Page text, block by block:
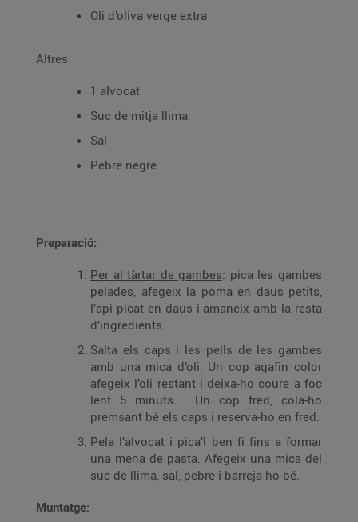
Oli d’oliva verge extra
Altres
1 alvocat
Suc de mitja llima
Sal
Pebre negre
Preparació:
Per al tàrtar de gambes: pica les gambes
pelades, afegeix la poma en daus petits,
l’api picat en daus i amaneix amb la resta
d’ingredients.
Salta els caps i les pells de les gambes
amb una mica d’oli. Un cop agafin color
afegeix l’oli restant i deixa-ho coure a foc
lent 5 minuts. Un cop fred, cola-ho
premsant bé els caps i reserva-ho en fred.
Pela l’alvocat i pica’l ben fi fins a formar
una mena de pasta. Afegeix una mica del
suc de llima, sal, pebre i barreja-ho bé.
Muntatge: